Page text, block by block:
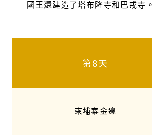
國王還建造了塔布隆寺和巴戎寺。
第8天
柬埔寨金邊